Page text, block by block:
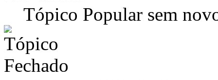
Tópico Popular sem